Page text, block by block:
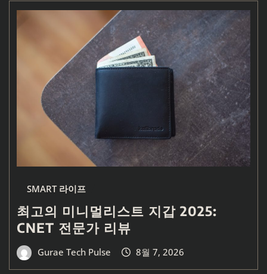
SMART 라이프
최고의 미니멀리스트 지갑 2025:
CNET 전문가 리뷰
Gurae Tech Pulse 8월 7, 2026